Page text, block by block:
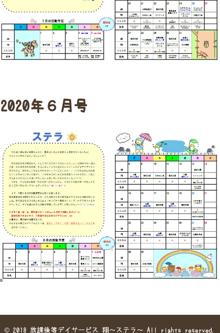
2020年６月号
© 2018 放課後等デイサービス 翔～ステラ～ All rights reserved.